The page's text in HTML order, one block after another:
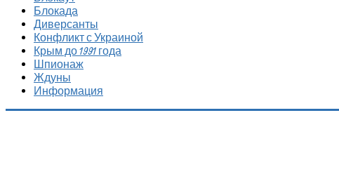
Блокада
Диверсанты
Конфликт с Украиной
Крым до 1991 года
Шпионаж
Ждуны
Информация